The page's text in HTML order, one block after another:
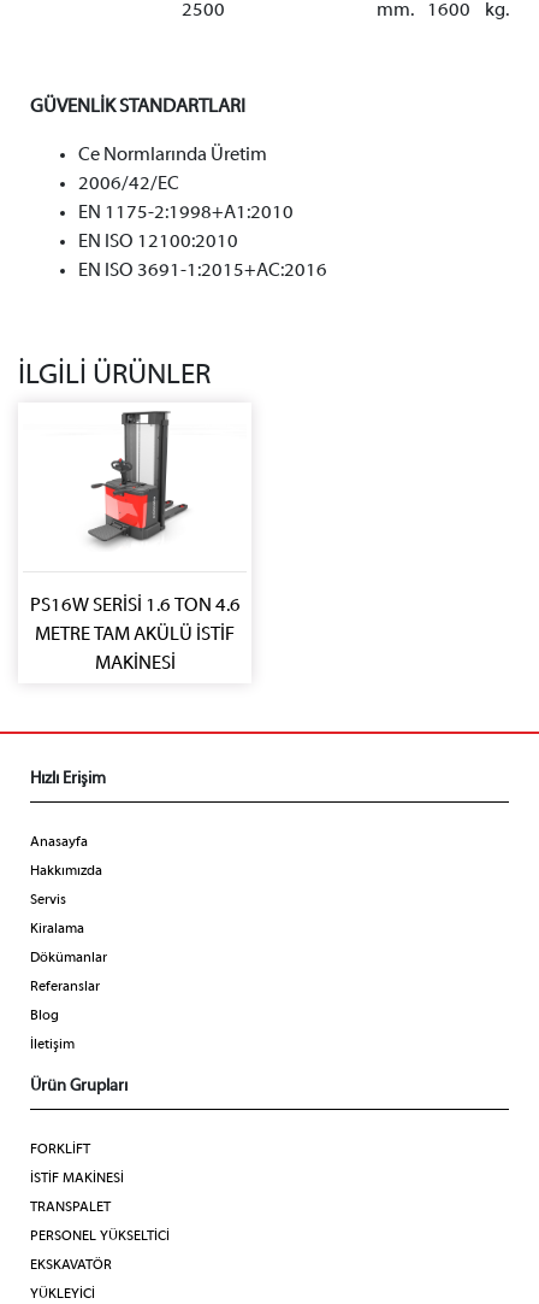
2500 mm. 1600 kg.
GÜVENLİK STANDARTLARI
Ce Normlarında Üretim
2006/42/EC
EN 1175-2:1998+A1:2010
EN ISO 12100:2010
EN ISO 3691-1:2015+AC:2016
İLGİLİ ÜRÜNLER
PS16W SERİSİ 1.6 TON 4.6
METRE TAM AKÜLÜ İSTİF
MAKİNESİ
Hızlı Erişim
Anasayfa
Hakkımızda
Servis
Kiralama
Dökümanlar
Referanslar
Blog
İletişim
Ürün Grupları
FORKLİFT
İSTİF MAKİNESİ
TRANSPALET
PERSONEL YÜKSELTİCİ
EKSKAVATÖR
YÜKLEYİCİ